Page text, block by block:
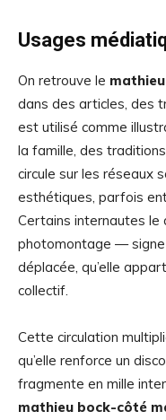
Usages
On retrouve le
dans des articles, des
est utilisé comme
la famille, des
circule sur les réseaux
esthétiques, parfois
Certains internautes le
photomontage — signe
déplacée, qu’elle
collectif.
Cette circulation
qu’elle renforce un
fragmente en mille
mathieu bock-côté